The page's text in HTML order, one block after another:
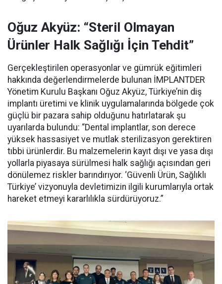
Oğuz Akyüz: “Steril Olmayan
Ürünler Halk Sağlığı İçin Tehdit”
Gerçekleştirilen operasyonlar ve gümrük eğitimleri
hakkında değerlendirmelerde bulunan İMPLANTDER
Yönetim Kurulu Başkanı Oğuz Akyüz, Türkiye’nin diş
implantı üretimi ve klinik uygulamalarında bölgede çok
güçlü bir pazara sahip olduğunu hatırlatarak şu
uyarılarda bulundu: “Dental implantlar, son derece
yüksek hassasiyet ve mutlak sterilizasyon gerektiren
tıbbi ürünlerdir. Bu malzemelerin kayıt dışı ve yasa dışı
yollarla piyasaya sürülmesi halk sağlığı açısından geri
dönülemez riskler barındırıyor. ‘Güvenli Ürün, Sağlıklı
Türkiye’ vizyonuyla devletimizin ilgili kurumlarıyla ortak
hareket etmeyi kararlılıkla sürdürüyoruz.”